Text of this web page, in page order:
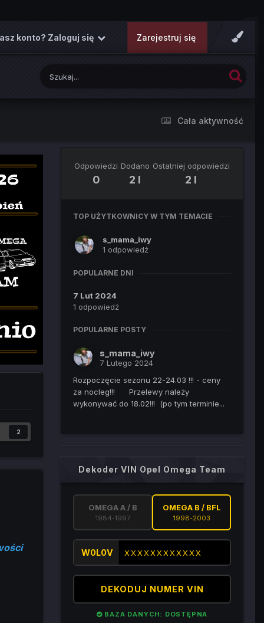
konto? Zaloguj się Zarejestruj się
Cała aktywność
2
Odpowiedzi
0
Dodano
2 l
Ostatniej odpowiedzi
2 l
TOP UŻYTKOWNICY W TYM TEMACIE
s_mama_iwy
1 odpowiedź
POPULARNE DNI
7 Lut 2024
1 odpowiedź
POPULARNE POSTY
s_mama_iwy
7 Lutego 2024
Rozpoczęcie sezonu 22-24.03 !!! - ceny
za nocleg!!! Przelewy należy
wykonywać do 18.02!!! (po tym terminie...
Dekoder VIN Opel Omega Team
OMEGA A / B
1984-1997
OMEGA B / BFL
1998-2003
W0L0V
DEKODUJ NUMER VIN
BAZA DANYCH: DOSTĘPNA